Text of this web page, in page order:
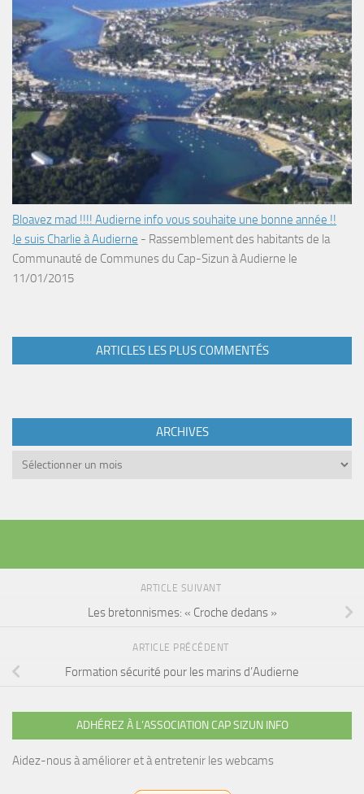
Bloavez mad !!!! Audierne info vous souhaite une bonne année !!
Je suis Charlie à Audierne - Rassemblement des habitants de la
Communauté de Communes du Cap-Sizun à Audierne le
11/01/2015
ARTICLES LES PLUS COMMENTÉS
ARCHIVES
Archives
ARTICLE SUIVANT
Les bretonnismes: « Croche dedans »
ARTICLE PRÉCÉDENT
Formation sécurité pour les marins d’Audierne
ADHÉREZ À L’ASSOCIATION CAP SIZUN INFO
Aidez-nous à améliorer et à entretenir les webcams